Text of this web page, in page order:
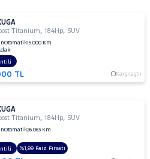
Titanium,184Hp, SUV
Otomatik15.000 Km
TL Karşılaştır
Titanium,184Hp, SUV
Otomatik26.063 Km
%1,99 Faiz Fırsatı